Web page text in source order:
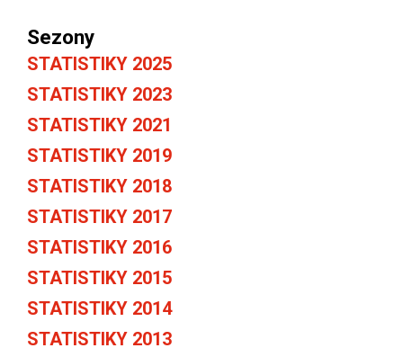
Sezony
STATISTIKY 2025
STATISTIKY 2023
STATISTIKY 2021
STATISTIKY 2019
STATISTIKY 2018
STATISTIKY 2017
STATISTIKY 2016
STATISTIKY 2015
STATISTIKY 2014
STATISTIKY 2013